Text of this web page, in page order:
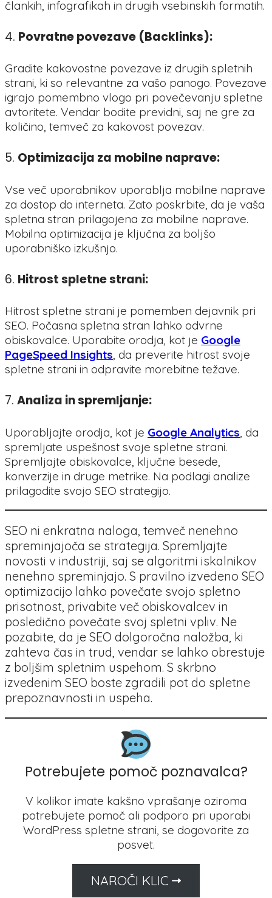
člankih, infografikah in drugih vsebinskih formatih.
4. Povratne povezave (Backlinks):
Gradite kakovostne povezave iz drugih spletnih
strani, ki so relevantne za vašo panogo. Povezave
igrajo pomembno vlogo pri povečevanju spletne
avtoritete. Vendar bodite previdni, saj ne gre za
količino, temveč za kakovost povezav.
5. Optimizacija za mobilne naprave:
Vse več uporabnikov uporablja mobilne naprave
za dostop do interneta. Zato poskrbite, da je vaša
spletna stran prilagojena za mobilne naprave.
Mobilna optimizacija je ključna za boljšo
uporabniško izkušnjo.
6. Hitrost spletne strani:
Hitrost spletne strani je pomemben dejavnik pri
SEO. Počasna spletna stran lahko odvrne
obiskovalce. Uporabite orodja, kot je Google
PageSpeed Insights, da preverite hitrost svoje
spletne strani in odpravite morebitne težave.
7. Analiza in spremljanje:
Uporabljajte orodja, kot je Google Analytics , da
spremljate uspešnost svoje spletne strani.
Spremljajte obiskovalce, ključne besede,
konverzije in druge metrike. Na podlagi analize
prilagodite svojo SEO strategijo.
SEO ni enkratna naloga, temveč nenehno
spreminjajoča se strategija. Spremljajte
novosti v industriji, saj se algoritmi iskalnikov
nenehno spreminjajo. S pravilno izvedeno SEO
optimizacijo lahko povečate svojo spletno
prisotnost, privabite več obiskovalcev in
posledično povečate svoj spletni vpliv. Ne
pozabite, da je SEO dolgoročna naložba, ki
zahteva čas in trud, vendar se lahko obrestuje
z boljšim spletnim uspehom. S skrbno
izvedenim SEO boste zgradili pot do spletne
prepoznavnosti in uspeha.
Potrebujete pomoč poznavalca?
V kolikor imate kakšno vprašanje oziroma
potrebujete pomoč ali podporo pri uporabi
WordPress spletne strani, se dogovorite za
posvet.
NAROČI KLIC